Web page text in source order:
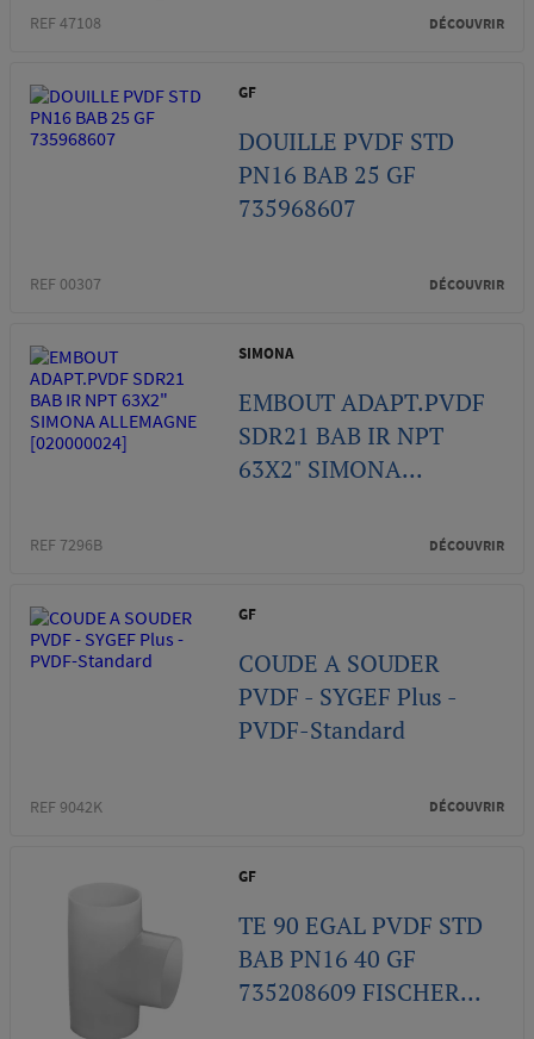
REF 47108 DÉCOUVRIR
GF
DOUILLE PVDF STD
PN16 BAB 25 GF
735968607
REF 00307 DÉCOUVRIR
SIMONA
EMBOUT ADAPT.PVDF
SDR21 BAB IR NPT
63X2" SIMONA...
REF 7296B DÉCOUVRIR
GF
COUDE A SOUDER
PVDF - SYGEF Plus -
PVDF-Standard
REF 9042K DÉCOUVRIR
GF
TE 90 EGAL PVDF STD
BAB PN16 40 GF
735208609 FISCHER...